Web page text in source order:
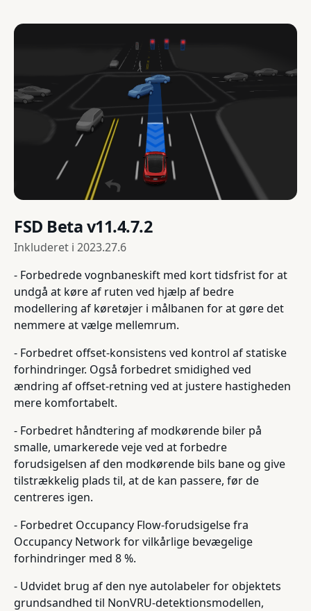
FSD Beta v11.4.7.2
Inkluderet i 2023.27.6
- Forbedrede vognbaneskift med kort tidsfrist for at
undgå at køre af ruten ved hjælp af bedre
modellering af køretøjer i målbanen for at gøre det
nemmere at vælge mellemrum.
- Forbedret offset-konsistens ved kontrol af statiske
forhindringer. Også forbedret smidighed ved
ændring af offset-retning ved at justere hastigheden
mere komfortabelt.
- Forbedret håndtering af modkørende biler på
smalle, umarkerede veje ved at forbedre
forudsigelsen af den modkørende bils bane og give
tilstrækkelig plads til, at de kan passere, før de
centreres igen.
- Forbedret Occupancy Flow-forudsigelse fra
Occupancy Network for vilkårlige bevægelige
forhindringer med 8 %.
- Udvidet brug af den nye autolabeler for objektets
grundsandhed til NonVRU-detektionsmodellen,